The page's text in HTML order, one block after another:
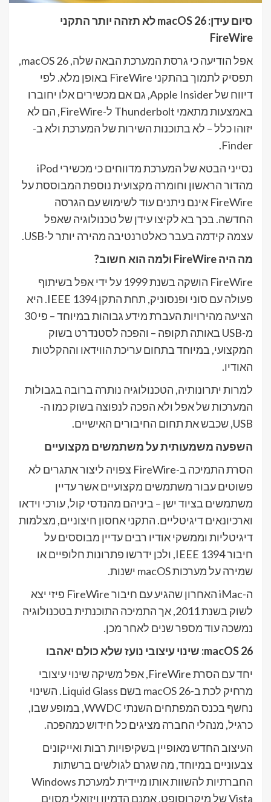
סיום עידן: macOS 26 לא תזהה יותר התקני
FireWire
אפל הודיעה כי גרסת המערכת הבאה שלה, macOS 26,
תפסיק לתמוך בהתקני FireWire באופן מלא. לפי
דיווח של Apple Insider, גם אם מכשירים אלו יחוברו
באמצעות מתאמי Thunderbolt ל-FireWire, הם לא
יזוהו כלל – לא בתוכנות השירות של המערכת ולא ב-
Finder.
נסייני הבטא של המערכת מדווחים כי מכשירי iPod
מהדור הראשון וחומרה מקצועית נוספת המבוססת על
FireWire אינם ניתנים עוד לשימוש עם הגרסה
החדשה. בכך בא לקיצו עידן של טכנולוגיה שאפל
עצמה קידמה בעבר כאלטרנטיבה מהירה יותר ל-USB.
מה היה FireWire ולמה הוא חשוב?
FireWire הושקה בשנת 1999 על ידי אפל בשיתוף
פעולה עם סוני ופנסוניק, תחת התקן IEEE 1394. היא
הציעה מהירויות העברת מידע גבוהות במיוחד – פי 30
מ-USB באותה תקופה – והפכה לסטנדרט בשוק
המקצועי, במיוחד בתחום עריכת הווידאו וההקלטות
האודיו.
למרות יתרונותיה, הטכנולוגיה נותרה ברובה בגבולות
המערכות של אפל ולא הפכה לנפוצה בשוק כמו ה-
USB, שכבש את תחום החיבורים האישיים.
השפעה משמעותית על משתמשים מקצועיים
הסרת התמיכה ב-FireWire צפויה ליצור אתגרים לא
פשוטים עבור משתמשים מקצועיים אשר עדיין
משתמשים בציוד ישן – ביניהם מהנדסי קול, עורכי וידאו
וארכיונאים דיגיטליים. התקני אחסון חיצוניים, מצלמות
דיגיטליות וממשקי אודיו רבים עדיין מבוססים על
חיבור IEEE 1394, ולכן ידרשו פתרונות חלופיים או
שמירה על מערכות macOS ישנות.
ה-iMac האחרון שהגיע עם חיבור FireWire פיזי יצא
לשוק בשנת 2011, אך התמיכה התוכנתית בטכנולוגיה
נמשכה עוד מספר שנים לאחר מכן.
macOS 26: שינוי עיצובי נועז שלא כולם יאהבו
יחד עם הסרת FireWire, אפל משיקה שינוי עיצובי
מרחיק לכת ב-macOS 26 בשם Liquid Glass. השינוי
נחשף בכנס המפתחים השנתי WWDC, במופע שבו,
כרגיל, מנהלי החברה מציגים כל חידוש כמהפכה.
העיצוב החדש מאופיין בשקיפויות רבות ואייקונים
צבעוניים במיוחד, מה שגרם לגולשים ברשתות
החברתיות להשוות אותו מיידית למערכת Windows
Vista של מיקרוסופט. אמנם הדמיון ויזואלי מסוים